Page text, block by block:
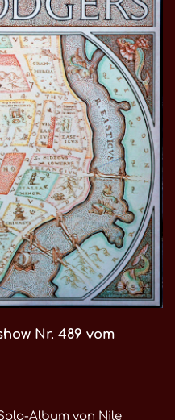
Nr. 489 vom
Album von Nile